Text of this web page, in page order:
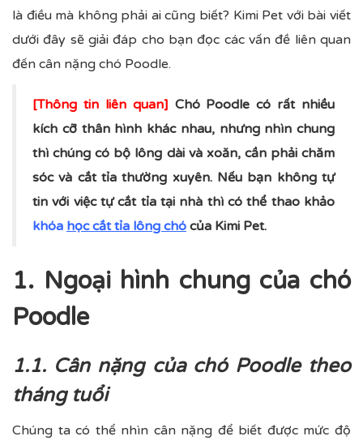
là điều mà không phải ai cũng biết? Kimi Pet với bài viết
dưới đây sẽ giải đáp cho bạn đọc các vấn đề liên quan
đến cân nặng chó Poodle.
[Thông tin liên quan] Chó Poodle có rất nhiều
kích cỡ thân hình khác nhau, nhưng nhìn chung
thì chúng có bộ lông dài và xoăn, cần phải chăm
sóc và cắt tỉa thường xuyên. Nếu bạn không tự
tin với việc tự cắt tỉa tại nhà thì có thể thao khảo
khóa học cắt tỉa lông chó của Kimi Pet.
1. Ngoại hình chung của chó
Poodle
1.1. Cân nặng của chó Poodle theo
tháng tuổi
Chúng ta có thể nhìn cân nặng để biết được mức độ